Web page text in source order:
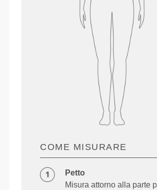
COME MISURARE
Petto
Misura attorno alla parte